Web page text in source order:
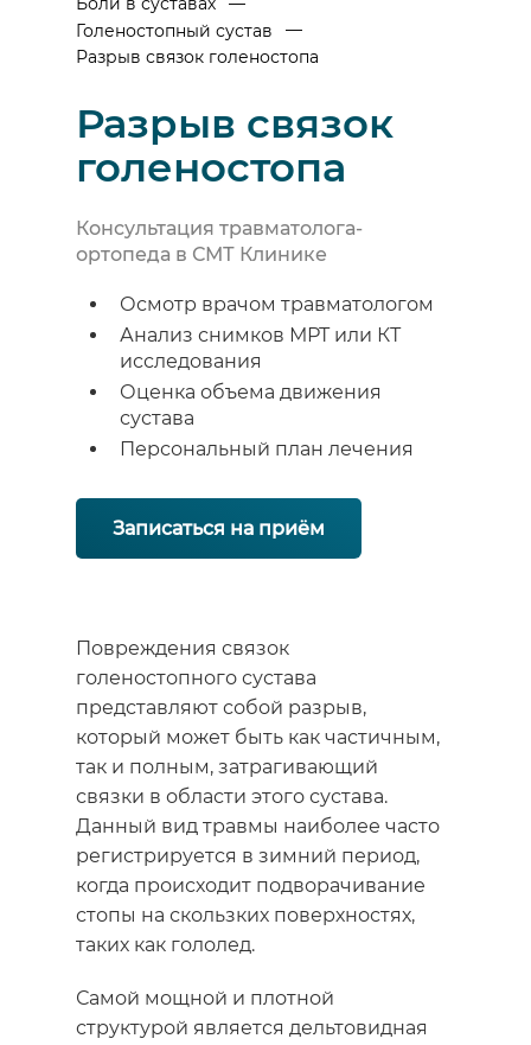
Голеностопный сустав
—
Разрыв связок голеностопа
Разрыв связок
голеностопа
Консультация травматолога-
ортопеда в СМТ Клинике
Осмотр врачом травматологом
Анализ снимков МРТ или КТ
исследования
Оценка объема движения
сустава
Персональный план лечения
Записаться на приём
Повреждения связок
голеностопного сустава
представляют собой разрыв,
который может быть как частичным,
так и полным, затрагивающий
связки в области этого сустава.
Данный вид травмы наиболее часто
регистрируется в зимний период,
когда происходит подворачивание
стопы на скользких поверхностях,
таких как гололед.
Самой мощной и плотной
структурой является дельтовидная